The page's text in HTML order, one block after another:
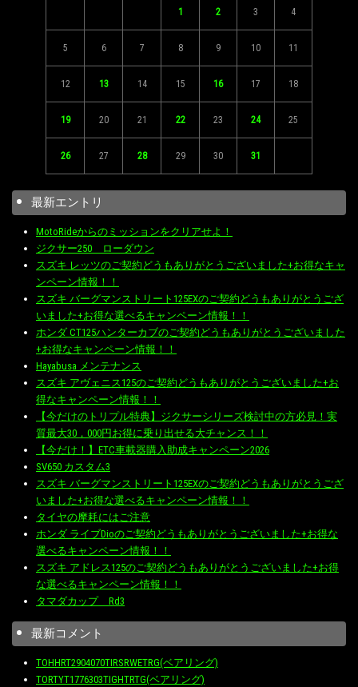
1 2 3 4
5 6 7 8 9 10 11
12 13 14 15 16 17 18
19 20 21 22 23 24 25
26 27 28 29 30 31
最新エントリ
MotoRideからのミッションをクリアせよ！
ジクサー250 ローダウン
スズキ レッツのご契約どうもありがとうございました+お得なキャ
ンペーン情報！！
スズキ バーグマンストリート125EXのご契約どうもありがとうござ
いました+お得な選べるキャンペーン情報！！
ホンダ CT125ハンターカブのご契約どうもありがとうございました
+お得なキャンペーン情報！！
Hayabusa メンテナンス
スズキ アヴェニス125のご契約どうもありがとうございました+お
得なキャンペーン情報！！
【今だけのトリプル特典】ジクサーシリーズ検討中の方必見！実
質最大30，000円お得に乗り出せる大チャンス！！
【今だけ！】ETC車載器購入助成キャンペーン2026
SV650 カスタム3
スズキ バーグマンストリート125EXのご契約どうもありがとうござ
いました+お得な選べるキャンペーン情報！！
タイヤの摩耗にはご注意
ホンダ ライブDioのご契約どうもありがとうございました+お得な
選べるキャンペーン情報！！
スズキ アドレス125のご契約どうもありがとうございました+お得
な選べるキャンペーン情報！！
タマダカップ Rd3
最新コメント
TOHHRT2904070TIRSRWETRG(ベアリング)
TORTYT1776303TIGHTRTG(ベアリング)